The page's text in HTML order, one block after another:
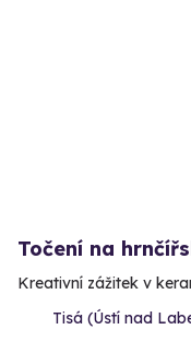
Točení na
Kreativní zážitek v
Tisá (Ústí nad